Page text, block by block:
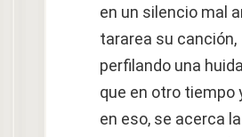
en un silencio mal
tararea su canción,
perfilando una huida
que en otro tiempo
en eso, se acerca